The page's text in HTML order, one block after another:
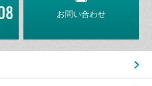
お問い合わせ